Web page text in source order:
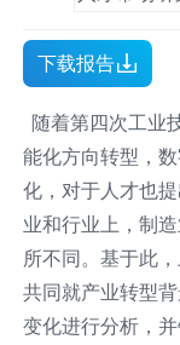
下载报告
随着第四次工业
能化方向转型，
化，对于人才也
业和行业上，制
所不同。基于此
共同就产业转型
变化进行分析，